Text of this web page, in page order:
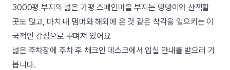
3000평 부지의 넓은 가평 스페인마을 부지는 댕댕이와 산책할
곳도 많고, 마치 내 멈머와 해외에 온 것 같은 착각을 일으키는 이
국적인 감성으로 꾸며져 있어요
넓은 주차장에 주차 후 체크인 데스크에서 입실 안내를 받으러 가
봅니다.